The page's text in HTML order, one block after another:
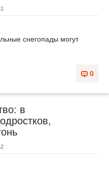
снегопады могут
0
в